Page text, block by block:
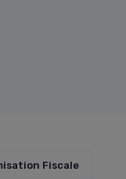
Fiscale